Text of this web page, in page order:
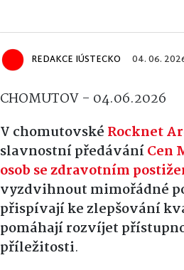
REDAKCE IÚSTECKO 04. 06.
CHOMUTOV - 04.06.2026
V chomutovské Rocknet
slavnostní předáváníCen
osob se zdravotním
vyzdvihnout mimořádné
přispívají ke zlepšování
pomáhají rozvíjet
příležitosti.